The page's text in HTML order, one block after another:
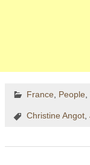
France People
Christine Angot,